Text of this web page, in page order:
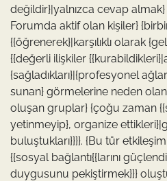
değildir}|yalnızca cevap almak}
Forumda aktif olan kişiler}
{{öğrenerek}|karşılıklı olarak
{{değerli ilişkiler
{sağladıkları}|{profesyonel
sunan} görmelerine neden
oluşan gruplar} {çoğu zaman
yetinmeyip}, organize
buluştukları}}}}. {Bu tür
{{sosyal bağlantı{{larını
duygusunu pekiştirmek}}}